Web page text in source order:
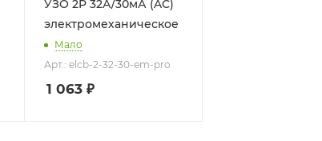
УЗО 2P 32А/30мА (AC)
электромеханическое
Мало
Арт.: elcb-2-32-30-em-pro
1 063₽